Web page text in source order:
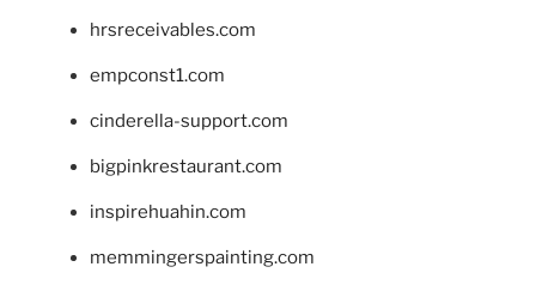
hrsreceivables.com
empconst1.com
cinderella-support.com
bigpinkrestaurant.com
inspirehuahin.com
memmingerspainting.com